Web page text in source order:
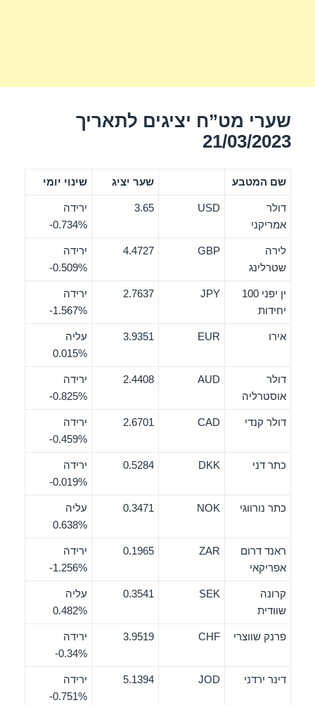
שערי מט”ח יציגים לתאריך
21/03/2023
שם המטבע שער יציג שינוי יומי
דולר
אמריקני
USD
3.65
ירידה
‎-0.734%
לירה
שטרלינג
GBP
4.4727
ירידה
‎-0.509%
ין יפני 100
יחידות
JPY
2.7637
ירידה
‎-1.567%
אירו EUR
3.9351
עליה
0.015%
דולר
אוסטרליה
AUD
2.4408
ירידה
‎-0.825%
דולר קנדי CAD
2.6701
ירידה
‎-0.459%
כתר דני DKK
0.5284
ירידה
‎-0.019%
כתר נורווגי NOK
0.3471
עליה
0.638%
ראנד דרום
אפריקאי
ZAR
0.1965
ירידה
‎-1.256%
קרונה
שוודית
SEK
0.3541
עליה
0.482%
פרנק שווצרי CHF
3.9519
ירידה
‎-0.34%
דינר ירדני JOD
5.1394
ירידה
‎-0.751%